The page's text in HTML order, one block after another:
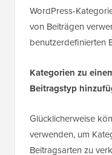
WordPress-
von Beiträgen
benutzerdefinierten
Kategorien zu
Beitragstyp
Glücklicherweise
verwenden, um
Beitragsarten zu